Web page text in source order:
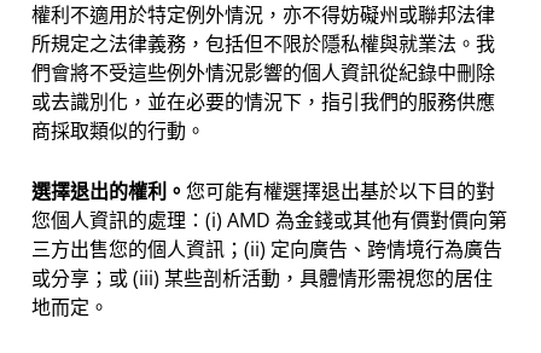
權利不適用於特定例外情況，亦不得妨礙州或聯邦法律
所規定之法律義務，包括但不限於隱私權與就業法。我
們會將不受這些例外情況影響的個人資訊從紀錄中刪除
或去識別化，並在必要的情況下，指引我們的服務供應
商採取類似的行動。
選擇退出的權利。 您可能有權選擇退出基於以下目的對
您個人資訊的處理：(i) AMD 為金錢或其他有價對價向第
三方出售您的個人資訊；(ii) 定向廣告、跨情境行為廣告
或分享；或 (iii) 某些剖析活動，具體情形需視您的居住
地而定。